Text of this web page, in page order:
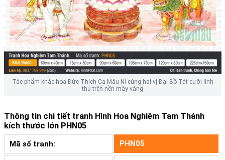
Tác phẩm khắc họa Đức Thích Ca Mâu Ni cùng hai vị Đại Bồ Tát cưỡi linh
thú trên nền mây vàng
Thông tin chi tiết tranh Hình Hoa Nghiêm Tam Thánh
kích thước lớn PHN05
Mã số tranh: PHN05